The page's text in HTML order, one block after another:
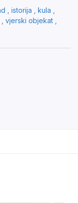
istorija kula
vjerski objekat